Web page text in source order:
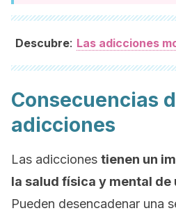
Descubre: Las adicciones
Consecuencias
adicciones
Las adicciones tienen un
la salud física y mental de
Pueden desencadenar una